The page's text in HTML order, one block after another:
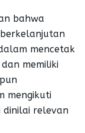
bahwa
mencetak
memiliki
mengikuti
dinilai relevan